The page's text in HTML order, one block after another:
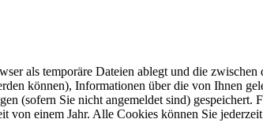
als temporäre Dateien ablegt und die zwischen
können), Informationen über die von Ihnen
(sofern Sie nicht angemeldet sind) gespeichert.
von einem Jahr. Alle Cookies können Sie